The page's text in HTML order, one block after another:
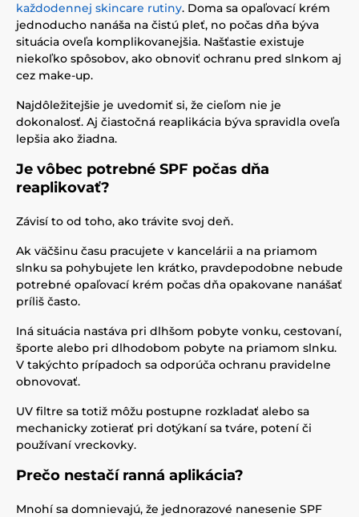
každodennej skincare rutiny. Doma sa opaľovací krém
jednoducho nanáša na čistú pleť, no počas dňa býva
situácia oveľa komplikovanejšia. Našťastie existuje
niekoľko spôsobov, ako obnoviť ochranu pred slnkom aj
cez make-up.
Najdôležitejšie je uvedomiť si, že cieľom nie je
dokonalosť. Aj čiastočná reaplikácia býva spravidla oveľa
lepšia ako žiadna.
Je vôbec potrebné SPF počas dňa
reaplikovať?
Závisí to od toho, ako trávite svoj deň.
Ak väčšinu času pracujete v kancelárii a na priamom
slnku sa pohybujete len krátko, pravdepodobne nebude
potrebné opaľovací krém počas dňa opakovane nanášať
príliš často.
Iná situácia nastáva pri dlhšom pobyte vonku, cestovaní,
športe alebo pri dlhodobom pobyte na priamom slnku.
V takýchto prípadoch sa odporúča ochranu pravidelne
obnovovať.
UV filtre sa totiž môžu postupne rozkladať alebo sa
mechanicky zotierať pri dotýkaní sa tváre, potení či
používaní vreckovky.
Prečo nestačí ranná aplikácia?
Mnohí sa domnievajú, že jednorazové nanesenie SPF